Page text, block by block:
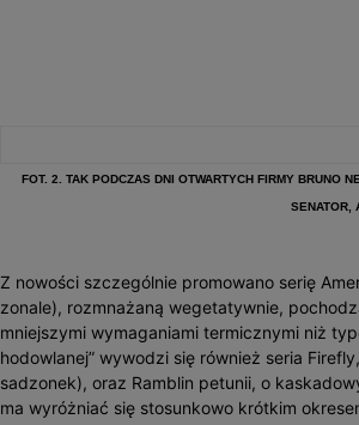
FOT. 2. TAK PODCZAS DNI OTWARTYCH FIRMY BRUNO
SENATOR,
Z nowości szczególnie promowano serię
zonale), rozmnażaną wegetatywnie,
mniejszymi wymaganiami termicznymi niż
hodowlanej” wywodzi się również seria
sadzonek), oraz Ramblin petunii, o
ma wyróżniać się stosunkowo krótkim